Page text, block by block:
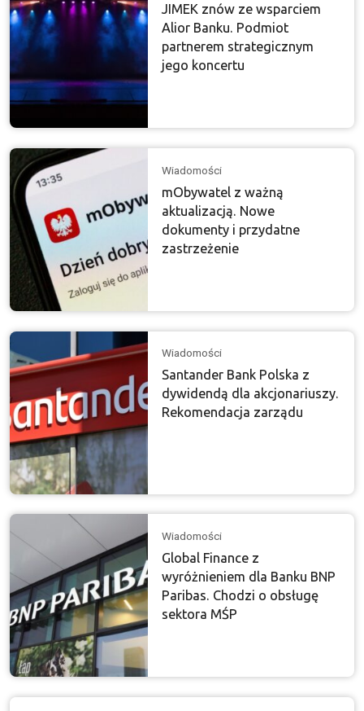
JIMEK znów ze wsparciem
Alior Banku. Podmiot
partnerem strategicznym
jego koncertu
Wiadomości
mObywatel z ważną
aktualizacją. Nowe
dokumenty i przydatne
zastrzeżenie
Wiadomości
Santander Bank Polska z
dywidendą dla akcjonariuszy.
Rekomendacja zarządu
Wiadomości
Global Finance z
wyróżnieniem dla Banku BNP
Paribas. Chodzi o obsługę
sektora MŚP